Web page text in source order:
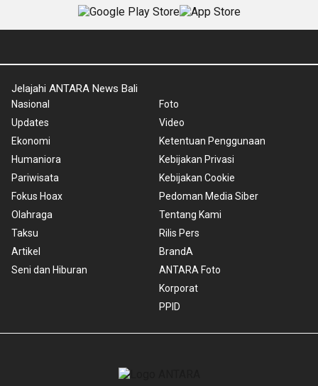
Jelajahi ANTARA News Bali
Nasional
Updates
Ekonomi
Humaniora
Pariwisata
Fokus Hoax
Olahraga
Taksu
Artikel
Seni dan Hiburan
Foto
Video
Ketentuan Penggunaan
Kebijakan Privasi
Kebijakan Cookie
Pedoman Media Siber
Tentang Kami
Rilis Pers
BrandA
ANTARA Foto
Korporat
PPID